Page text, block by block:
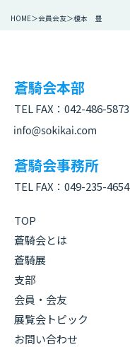
HOME 会員会友 榎本 豊
蒼騎会本部
TEL FAX： 042-486-5873
蒼騎会事務所
TEL FAX： 049-235-4654
TOP
蒼騎会とは
蒼騎展
支部
会員・会友
展覧会トピック
お問い合わせ